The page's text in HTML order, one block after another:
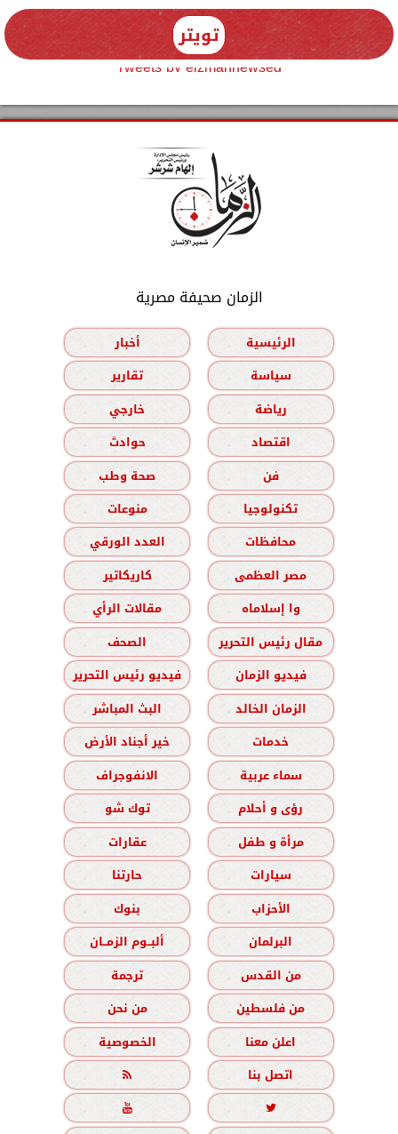
تويتر
Tweets by elzmannewseg
الزمان صحيفة مصرية
الرئيسية
أخبار
سياسة
تقارير
رياضة
خارجي
اقتصاد
حوادث
فن
صحة وطب
تكنولوجيا
منوعات
محافظات
العدد الورقي
مصر العظمى
كاريكاتير
وا إسلاماه
مقالات الرأي
مقال رئيس التحرير
الصحف
فيديو الزمان
فيديو رئيس التحرير
الزمان الخالد
البث المباشر
خدمات
خير أجناد الأرض
سماء عربية
الانفوجراف
رؤى و أحلام
توك شو
مرأة و طفل
عقارات
سيارات
حارتنا
الأحزاب
بنوك
البرلمان
ألبــوم الزمــان
من القدس
ترجمة
من فلسطين
من نحن
اعلن معنا
الخصوصية
اتصل بنا


